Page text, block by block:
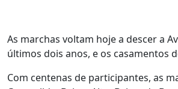
As marchas voltam hoje a descer a
últimos dois anos, e os casamentos
Com centenas de participantes, as